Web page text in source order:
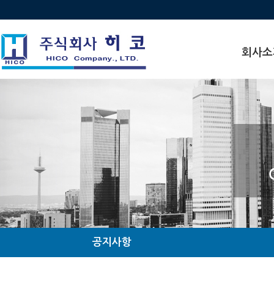
회사
인사말
비전
연혁
수상 · 인
찾아오시
조직도
관계사현
공지사항